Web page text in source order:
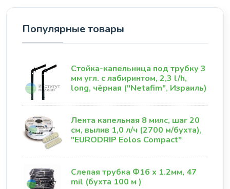
Популярные товары
Стойка-капельница под трубку 3
мм угл. с лабиринтом, 2,3 l/h,
long, чёрная ("Netafim", Израиль)
Лента капельная 8 милс, шаг 20
см, вылив 1,0 л/ч (2700 м/бухта),
"EURODRIP Eolos Compact"
Слепая трубка Ф16 х 1.2мм, 47
mil (бухта 100 м )